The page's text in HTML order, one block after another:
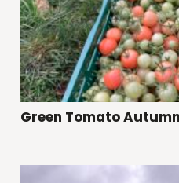
Green Tomato